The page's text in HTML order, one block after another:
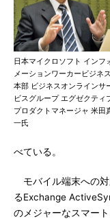
日本マイクロソフト インフ
メーションワーカービジネス
本部 ビジネスオンラインサ
ビスグループ エグゼクティ
プロダクトマネージャ 米田
一氏
べている。
モバイル端末への対
るExchange
のメジャーなスマー